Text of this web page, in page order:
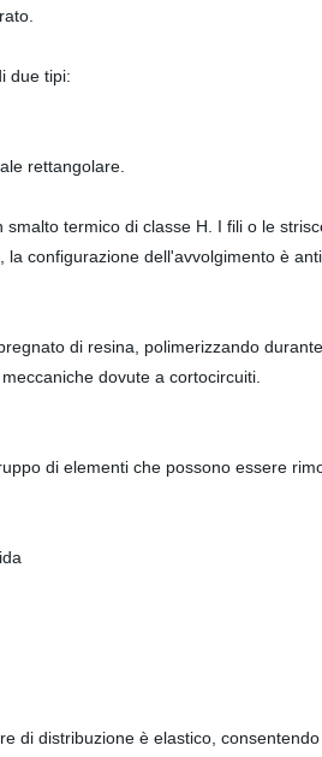
due tipi:
rettangolare.
smalto termico di classe H. I fili o le
la configurazione dell'avvolgimento è
di resina, polimerizzando
dovute a cortocircuiti.
di elementi che possono essere
di distribuzione è elastico,